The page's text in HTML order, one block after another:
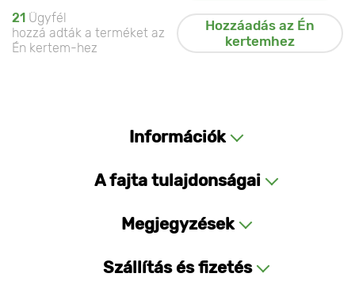
21 Ügyfél
hozzá adták a terméket az
Én kertem-hez
Hozzáadás az Én
kertemhez
Információk
A fajta tulajdonságai
Megjegyzések
Szállítás és fizetés